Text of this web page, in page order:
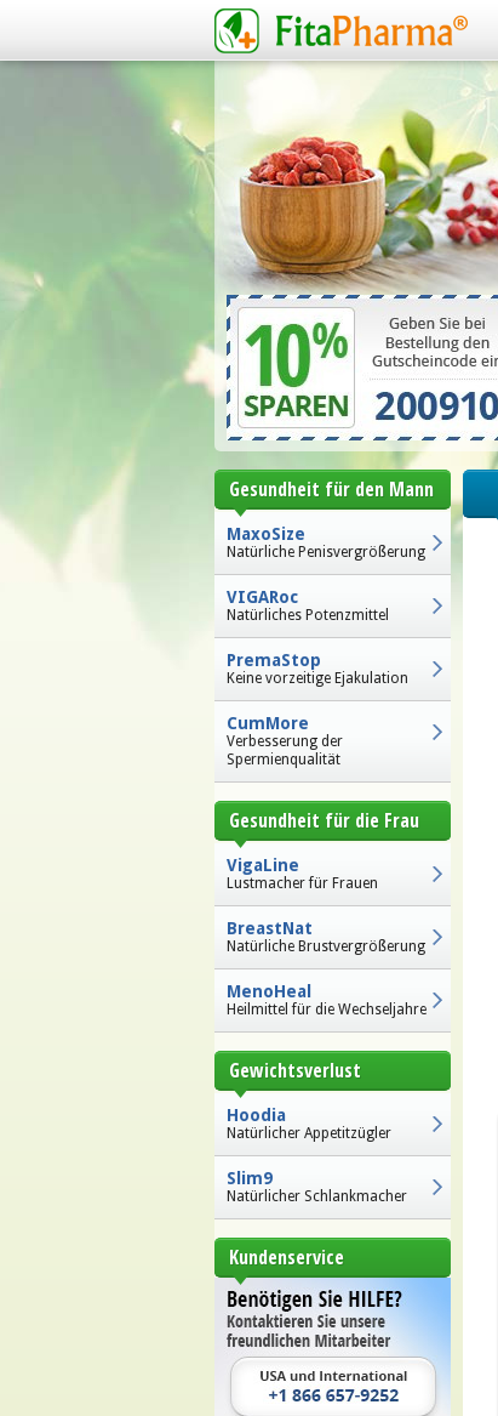
Gesundheit für den Mann
MaxoSize
Natürliche Penisvergrößerung
VIGARoc
Natürliches Potenzmittel
PremaStop
Keine vorzeitige Ejakulation
CumMore
Verbesserung der
Spermienqualität
Gesundheit für die Frau
VigaLine
Lustmacher für Frauen
BreastNat
Natürliche Brustvergrößerung
MenoHeal
Heilmittel für die Wechseljahre
Gewichtsverlust
Hoodia
Natürlicher Appetitzügler
Slim9
Natürlicher Schlankmacher
Kundenservice